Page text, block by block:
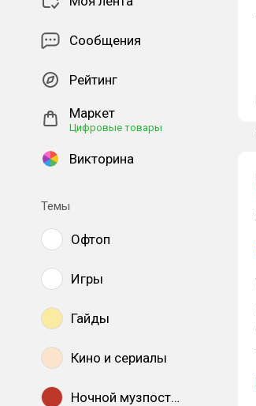
Сообщения
Рейтинг
Маркет
Цифровые товары
Викторина
Темы
Офтоп
Игры
Гайды
Кино и сериалы
Ночной музпостинг